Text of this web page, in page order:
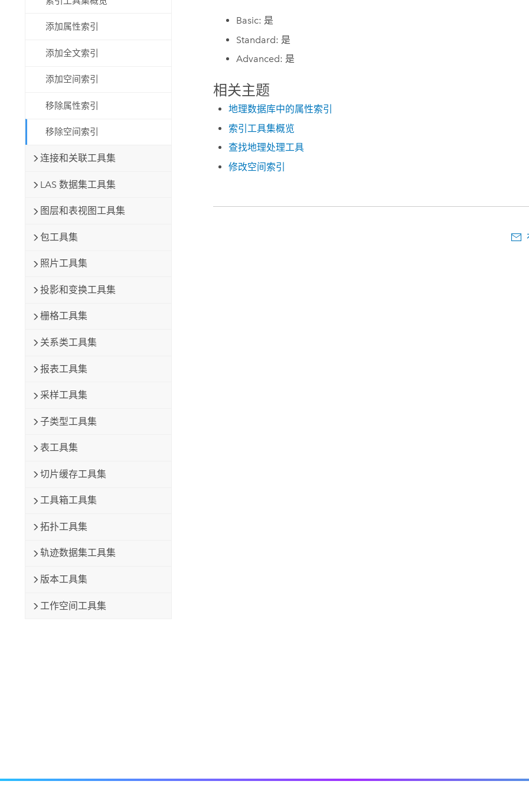
添加属性索引
添加全文索引
添加空间索引
移除属性索引
移除空间索引
连接和关联工具集
LAS 数据集工具集
图层和表视图工具集
包工具集
照片工具集
投影和变换工具集
栅格工具集
关系类工具集
报表工具集
采样工具集
子类型工具集
表工具集
切片缓存工具集
工具箱工具集
拓扑工具集
轨迹数据集工具集
版本工具集
工作空间工具集
Basic: 是
Standard: 是
Advanced: 是
相关主题
地理数据库中的属性索引
索引工具集概览
查找地理处理工具
修改空间索引